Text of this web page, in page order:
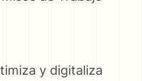
y digitaliza